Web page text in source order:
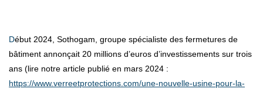
Début 2024, Sothogam, groupe spécialiste des fermetures de
bâtiment annonçait 20 millions d’euros d’investissements sur trois
ans (lire notre article publié en mars 2024 :
https://www.verreetprotections.com/une-nouvelle-usine-pour-la-